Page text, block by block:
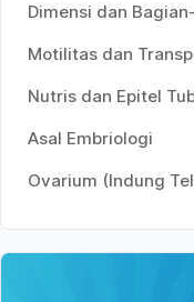
Dimensi dan
Motilitas dan
Nutris dan Epitel
Asal Embriologi
Ovarium (Indung